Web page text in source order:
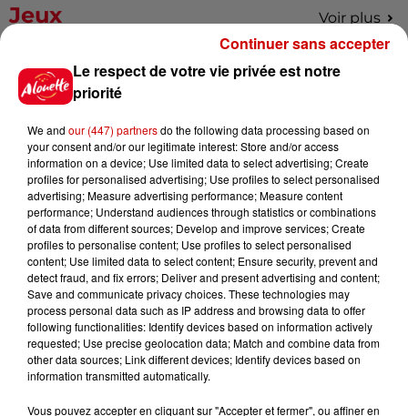
Jeux Voir plus
Le Duel - Gagnez vos entrées
pour l'un des zoos de nos
Gagnez vos places pour le
Festival du Roi Arthur 2026 !
Gagnez vos entrées pour le
Musée du Sport Automobile au
Mans !
Le respect de votre vie privée est notre
priorité
We and our (447) partnersdo the following data processing based on
your consent and/or our legitimate interest: Store and/or access
information on a device; Use limited data to select advertising; Create
profiles for personalised advertising; Use profiles to select personalised
advertising; Measure advertising performance; Measure content
performance; Understand audiences through statistics or combinations
of data from different sources; Develop and improve services; Create
profiles to personalise content; Use profiles to select personalised
content; Use limited data to select content; Ensure security, prevent and
detect fraud, and fix errors; Deliver and present advertising and content;
Save and communicate privacy choices. These technologies may
process personal data such as IP address and browsing data to offer
following functionalities: Identify devices based on information actively
requested; Use precise geolocation data; Match and combine data from
other data sources; Link different devices; Identify devices based on
information transmitted automatically.
Vous pouvez accepter en cliquant sur "Accepter et fermer", ou affiner en
Continuer sans accepter